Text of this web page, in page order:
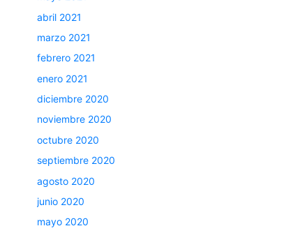
abril 2021
marzo 2021
febrero 2021
enero 2021
diciembre 2020
noviembre 2020
octubre 2020
septiembre 2020
agosto 2020
junio 2020
mayo 2020